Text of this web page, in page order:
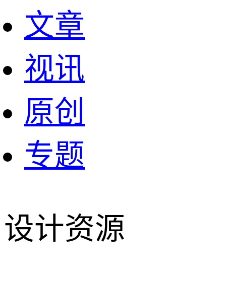
文章
视讯
原创
专题
设计资源